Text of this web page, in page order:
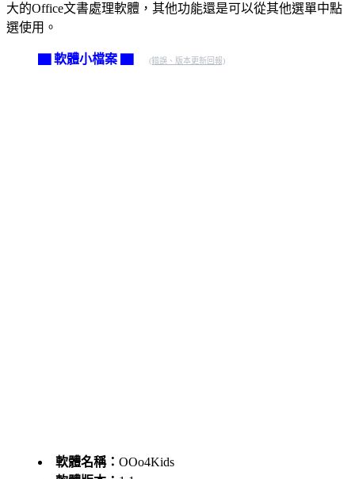
大的Office文書處理軟體，其他功能還是可以從其他選單中點
選使用。
▇ 軟體小檔案 ▇ (錯誤、版本更新回報)
軟體名稱： OOo4Kids